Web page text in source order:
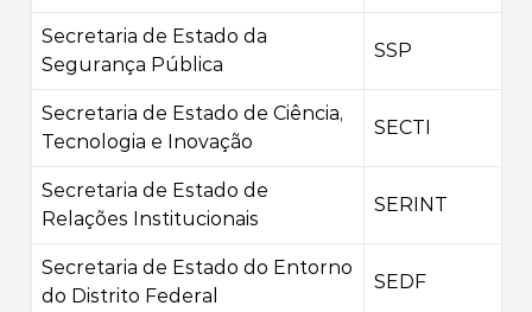
Secretaria de Estado da
Segurança Pública
SSP
Secretaria de Estado de Ciência,
Tecnologia e Inovação
SECTI
Secretaria de Estado de
Relações Institucionais
SERINT
Secretaria de Estado do Entorno
do Distrito Federal
SEDF